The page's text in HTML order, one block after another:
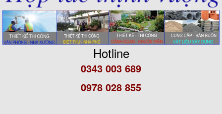
Hotline
0343 003 689
0978 028 855